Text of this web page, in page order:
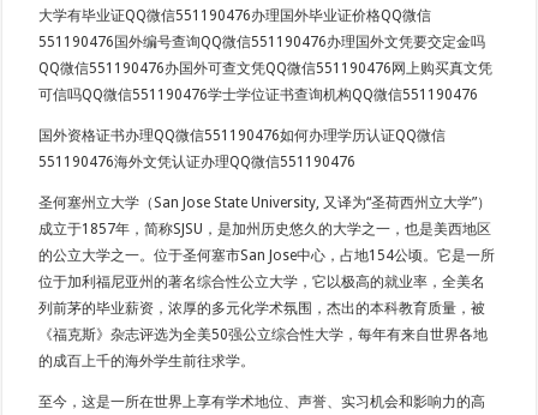
大学有毕业证QQ微信551190476办理国外毕业证价格QQ微信
551190476国外编号查询QQ微信551190476办理国外文凭要交定金吗
QQ微信551190476办国外可查文凭QQ微信551190476网上购买真文凭
可信吗QQ微信551190476学士学位证书查询机构QQ微信551190476
国外资格证书办理QQ微信551190476如何办理学历认证QQ微信
551190476海外文凭认证办理QQ微信551190476
圣何塞州立大学（San Jose State University, 又译为“圣荷西州立大学”）
成立于1857年，简称SJSU，是加州历史悠久的大学之一，也是美西地区
的公立大学之一。位于圣何塞市San Jose中心，占地154公顷。它是一所
位于加利福尼亚州的著名综合性公立大学，它以极高的就业率，全美名
列前茅的毕业薪资，浓厚的多元化学术氛围，杰出的本科教育质量，被
《福克斯》杂志评选为全美50强公立综合性大学，每年有来自世界各地
的成百上千的海外学生前往求学。
至今，这是一所在世界上享有学术地位、声誉、实习机会和影响力的高